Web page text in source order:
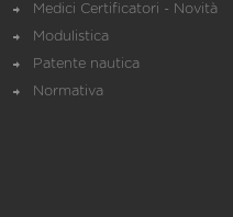
Medici Certificatori - Novità
Modulistica
Patente nautica
Normativa